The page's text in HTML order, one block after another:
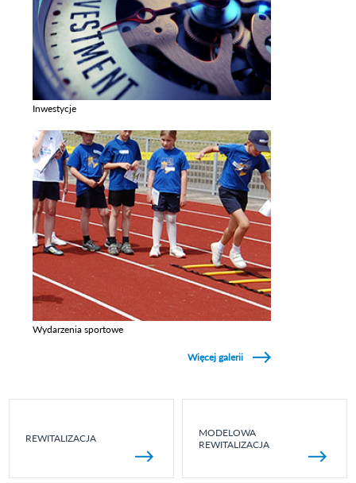
Inwestycje
Wydarzenia sportowe
Więcej galerii
REWITALIZACJA
MODELOWA
REWITALIZACJA